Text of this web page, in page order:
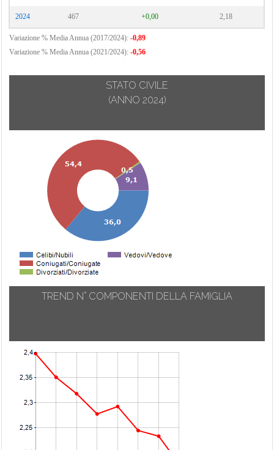
2024 467 +0,00 2,18
Variazione % Media Annua (2017/2024): -0,89
Variazione % Media Annua (2021/2024): -0,56
STATO CIVILE
(ANNO 2024)
TREND N° COMPONENTI DELLA FAMIGLIA